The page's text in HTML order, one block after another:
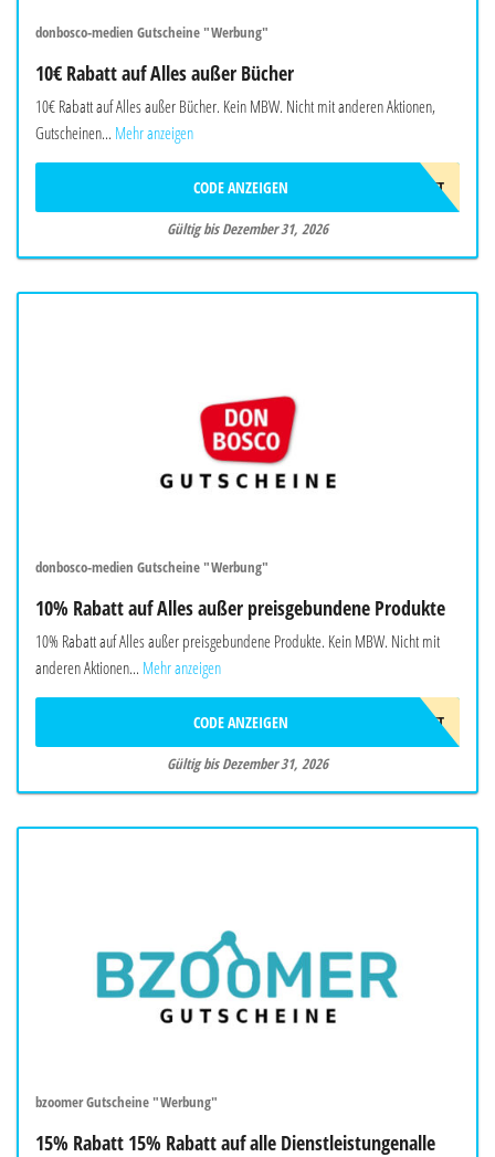
donbosco-medien Gutscheine "Werbung"
10€ Rabatt auf Alles außer Bücher
10€ Rabatt auf Alles außer Bücher. Kein MBW. Nicht mit anderen Aktionen,
Gutscheinen... Mehr anzeigen
10EUROGESCHENKT
CODE ANZEIGEN
Gültig bis Dezember 31, 2026
donbosco-medien Gutscheine "Werbung"
10% Rabatt auf Alles außer preisgebundene Produkte
10% Rabatt auf Alles außer preisgebundene Produkte. Kein MBW. Nicht mit
anderen Aktionen... Mehr anzeigen
10%GESCHENKT
CODE ANZEIGEN
Gültig bis Dezember 31, 2026
bzoomer Gutscheine "Werbung"
15% Rabatt 15% Rabatt auf alle Dienstleistungenalle